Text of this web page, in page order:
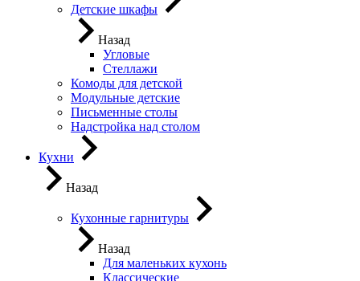
Детские шкафы
Назад
Угловые
Стеллажи
Комоды для детской
Модульные детские
Письменные столы
Надстройка над столом
Кухни
Назад
Кухонные гарнитуры
Назад
Для маленьких кухонь
Классические